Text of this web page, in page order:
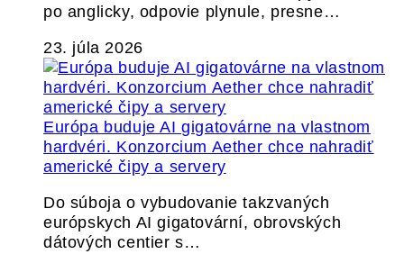
po anglicky, odpovie plynule, presne…
23. júla 2026
Európa buduje AI gigatovárne na vlastnom
hardvéri. Konzorcium Aether chce nahradiť
americké čipy a servery
Do súboja o vybudovanie takzvaných
európskych AI gigatovární, obrovských
dátových centier s…